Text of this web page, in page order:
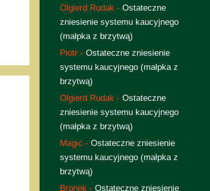
Olgierd Rudak - Ostateczne
zniesienie systemu kaucyjnego
(małpka z brzytwą)
Piotr - Ostateczne zniesienie
systemu kaucyjnego (małpka z
brzytwą)
Olgierd Rudak - Ostateczne
zniesienie systemu kaucyjnego
(małpka z brzytwą)
Magic - Ostateczne zniesienie
systemu kaucyjnego (małpka z
brzytwą)
Bronek - Ostateczne zniesienie